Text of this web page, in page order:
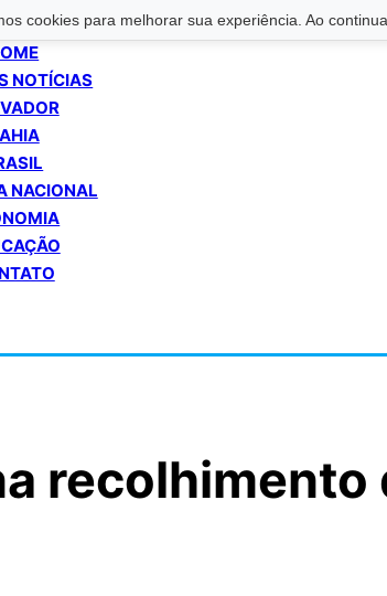
cookies para melhorar sua experiência. Ao
NOTÍCIAS
NACIONAL
recolhimento